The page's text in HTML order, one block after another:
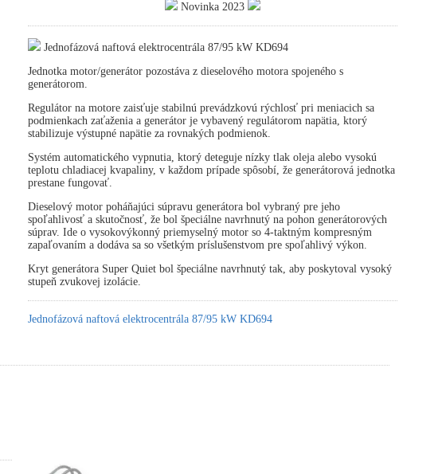
Novinka 2023
Jednofázová naftová elektrocentrála 87/95 kW KD694
Jednotka motor/generátor pozostáva z dieselového motora spojeného s
generátorom.
Regulátor na motore zaisťuje stabilnú prevádzkovú rýchlosť pri meniacich sa
podmienkach zaťaženia a generátor je vybavený regulátorom napätia, ktorý
stabilizuje výstupné napätie za rovnakých podmienok.
Systém automatického vypnutia, ktorý deteguje nízky tlak oleja alebo vysokú
teplotu chladiacej kvapaliny, v každom prípade spôsobí, že generátorová jednotka
prestane fungovať.
Dieselový motor poháňajúci súpravu generátora bol vybraný pre jeho
spoľahlivosť a skutočnosť, že bol špeciálne navrhnutý na pohon generátorových
súprav. Ide o vysokovýkonný priemyselný motor so 4-taktným kompresným
zapaľovaním a dodáva sa so všetkým príslušenstvom pre spoľahlivý výkon.
Kryt generátora Super Quiet bol špeciálne navrhnutý tak, aby poskytoval vysoký
stupeň zvukovej izolácie.
Jednofázová naftová elektrocentrála 87/95 kW KD694